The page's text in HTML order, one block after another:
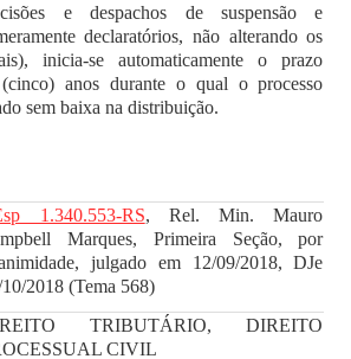
e despachos de suspensão e
declaratórios, não alterando os
inicia-se automaticamente o prazo
anos durante o qual o processo
sem baixa na distribuição.
1.340.553-RS, Rel. Min. Mauro
Marques, Primeira Seção, por
julgado em 12/09/2018, DJe
2018 (Tema 568)
TRIBUTÁRIO, DIREITO
CIVIL